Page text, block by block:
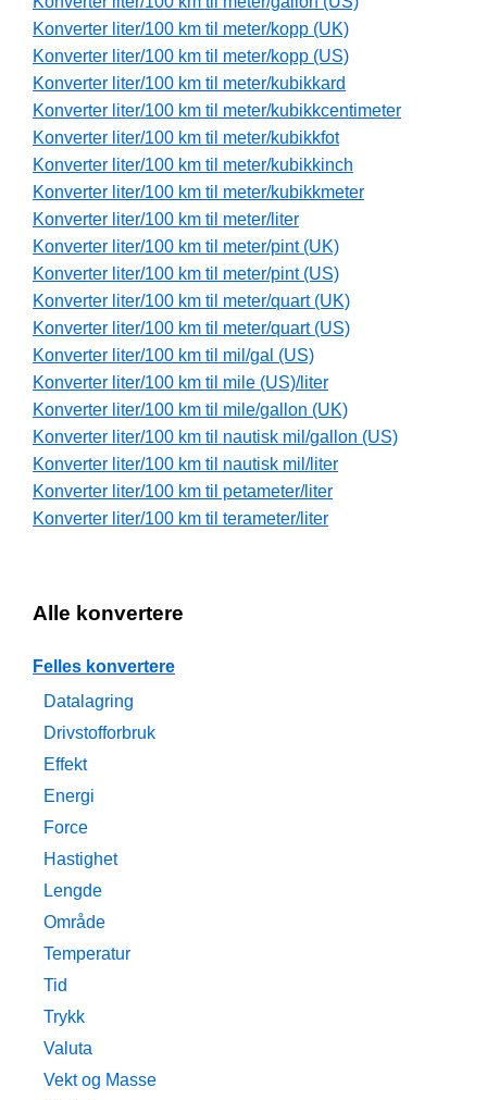
Konverter liter/100 km til meter/kopp (UK)
Konverter liter/100 km til meter/kopp (US)
Konverter liter/100 km til meter/kubikkard
Konverter liter/100 km til meter/kubikkcentimeter
Konverter liter/100 km til meter/kubikkfot
Konverter liter/100 km til meter/kubikkinch
Konverter liter/100 km til meter/kubikkmeter
Konverter liter/100 km til meter/liter
Konverter liter/100 km til meter/pint (UK)
Konverter liter/100 km til meter/pint (US)
Konverter liter/100 km til meter/quart (UK)
Konverter liter/100 km til meter/quart (US)
Konverter liter/100 km til mil/gal (US)
Konverter liter/100 km til mile (US)/liter
Konverter liter/100 km til mile/gallon (UK)
Konverter liter/100 km til nautisk mil/gallon (US)
Konverter liter/100 km til nautisk mil/liter
Konverter liter/100 km til petameter/liter
Konverter liter/100 km til terameter/liter
Alle konvertere
Felles konvertere
Datalagring
Drivstofforbruk
Effekt
Energi
Force
Hastighet
Lengde
Område
Temperatur
Tid
Trykk
Valuta
Vekt og Masse